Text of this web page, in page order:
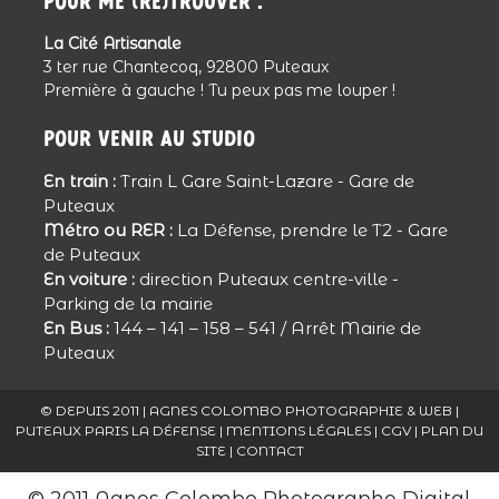
Julie - JulieClic
Reportage rempli d’émotion … Les larmes
coulent …
Une très jolie famille … De très jolis clichés …
Clarisse
tout d’abord une grande pensée pour toi,
Natacha et ta famille dans ce moment de
vie.
dans ces photos je te reconnais et je vois
d’ou vient ce sourire que j’ai pu voir à
L’AMOUR transpire de ces photos.
Bisou Natacha
Merci Agnès d’être si VRAIE et si
La Cité Artisanale
3 ter rue Chantecoq, 92800 Puteaux
Première à gauche ! Tu peux pas me louper !
Pour venir au studio
En train :Train L Gare Saint-Lazare - Gare de
Puteaux
Métro ou RER : La Défense, prendre le T2 - Gare
de Puteaux
En voiture :direction Puteaux centre-ville -
Parking de la mairie
En Bus : 144 – 141 – 158 – 541 / Arrêt Mairie de
Puteaux
© DEPUIS 2011 | AGNES COLOMBO PHOTOGRAPHIE & WEB |
PUTEAUX PARIS LA DÉFENSE | MENTIONS LÉGALES | CGV| PLAN DU
SITE| CONTACT